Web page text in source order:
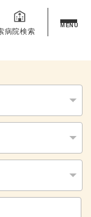
病院検索
MENU